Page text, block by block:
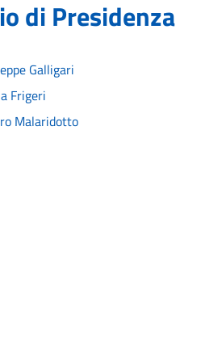
di Presidenza
Galligari
Frigeri
Malaridotto